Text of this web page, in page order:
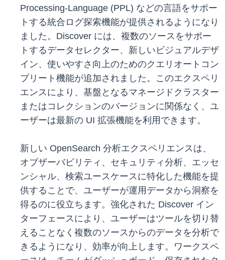
Processing-Language (PPL) などの言語をサポー
トする統合ログ探索機能が提供されるようになり
ました。Discover には、複数のソースをサポー
トするデータセレクター、新しいビジュアルデザ
イン、使いやすさ向上のためのクエリオートコン
プリート機能が追加されました。このエクスペリ
エンスにより、基盤となるマネージドクラスター
またはコレクションのバージョンに関係なく、ユ
ーザーは最新の UI 拡張機能を利用できます。
新しい OpenSearch 分析エクスペリエンスは、
オブザーバビリティ、セキュリティ分析、エッセ
ンシャル、検索ユースケースに特化した機能を提
供することで、ユーザーが運用データから洞察を
得るのに役立ちます。強化された Discover イン
ターフェースにより、ユーザーはツールを切り替
えることなく複数のソースからのデータを分析で
きるようになり、効率が向上します。ワークスペ